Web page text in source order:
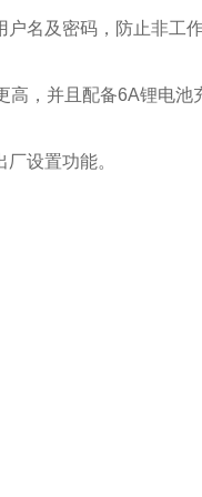
名及密码，防止非工
高，并且配备6A锂电池
厂设置功能。